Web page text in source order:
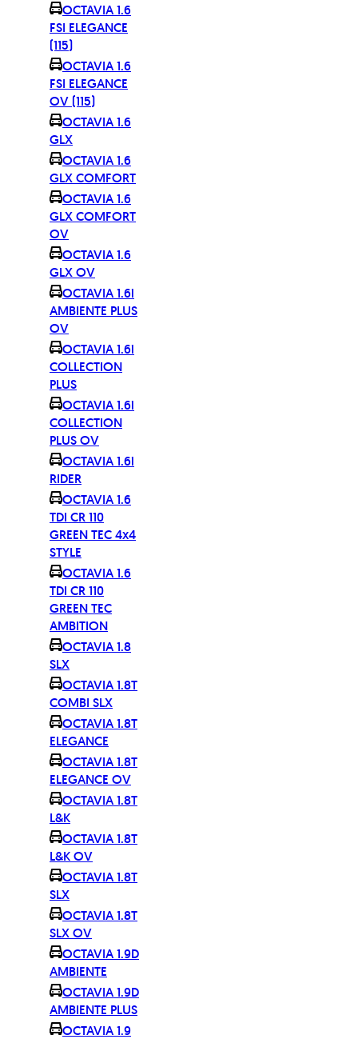
OCTAVIA 1.6
FSI ELEGANCE
(115)
OCTAVIA 1.6
FSI ELEGANCE
OV (115)
OCTAVIA 1.6
GLX
OCTAVIA 1.6
GLX COMFORT
OCTAVIA 1.6
GLX COMFORT
OV
OCTAVIA 1.6
GLX OV
OCTAVIA 1.6i
AMBIENTE PLUS
OV
OCTAVIA 1.6i
COLLECTION
PLUS
OCTAVIA 1.6i
COLLECTION
PLUS OV
OCTAVIA 1.6i
RIDER
OCTAVIA 1.6
TDI CR 110
GREEN TEC 4x4
STYLE
OCTAVIA 1.6
TDI CR 110
GREEN TEC
AMBITION
OCTAVIA 1.8
SLX
OCTAVIA 1.8T
COMBI SLX
OCTAVIA 1.8T
ELEGANCE
OCTAVIA 1.8T
ELEGANCE OV
OCTAVIA 1.8T
L&K
OCTAVIA 1.8T
L&K OV
OCTAVIA 1.8T
SLX
OCTAVIA 1.8T
SLX OV
OCTAVIA 1.9D
AMBIENTE
OCTAVIA 1.9D
AMBIENTE PLUS
OCTAVIA 1.9